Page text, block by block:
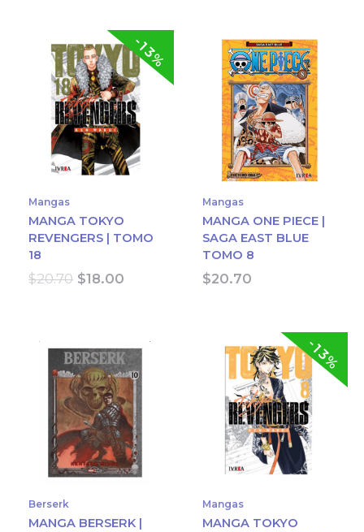
Mangas
MANGA TOKYO
REVENGERS | TOMO
18
$20.70 Original
$18.00
-13%
Mangas
MANGA ONE PIECE |
SAGA EAST BLUE
TOMO 8
$20.70
Berserk
MANGA BERSERK |
Mangas
MANGA TOKYO
-13%